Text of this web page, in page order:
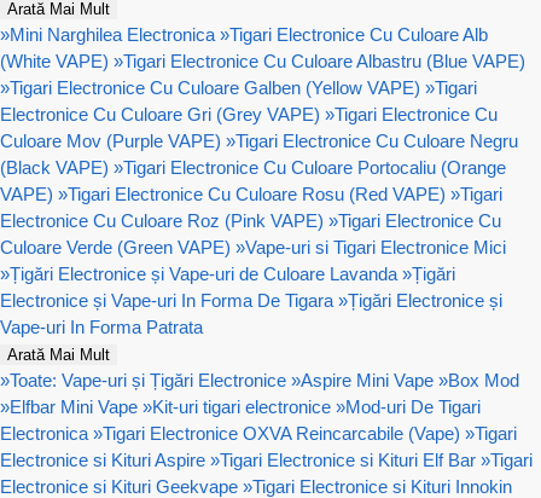
Arată Mai Mult
»Mini Narghilea Electronica »Tigari Electronice Cu Culoare Alb
(White VAPE) »Tigari Electronice Cu Culoare Albastru (Blue VAPE)
»Tigari Electronice Cu Culoare Galben (Yellow VAPE) »Tigari
Electronice Cu Culoare Gri (Grey VAPE) »Tigari Electronice Cu
Culoare Mov (Purple VAPE) »Tigari Electronice Cu Culoare Negru
(Black VAPE) »Tigari Electronice Cu Culoare Portocaliu (Orange
VAPE) »Tigari Electronice Cu Culoare Rosu (Red VAPE) »Tigari
Electronice Cu Culoare Roz (Pink VAPE) »Tigari Electronice Cu
Culoare Verde (Green VAPE) »Vape-uri si Tigari Electronice Mici
»Țigări Electronice și Vape-uri de Culoare Lavanda »Țigări
Electronice și Vape-uri In Forma De Tigara »Țigări Electronice și
Vape-uri In Forma Patrata
Arată Mai Mult
»Toate: Vape-uri și Țigări Electronice »Aspire Mini Vape »Box Mod
»Elfbar Mini Vape »Kit-uri tigari electronice »Mod-uri De Tigari
Electronica »Tigari Electronice OXVA Reincarcabile (Vape) »Tigari
Electronice si Kituri Aspire »Tigari Electronice si Kituri Elf Bar »Tigari
Electronice si Kituri Geekvape »Tigari Electronice si Kituri Innokin